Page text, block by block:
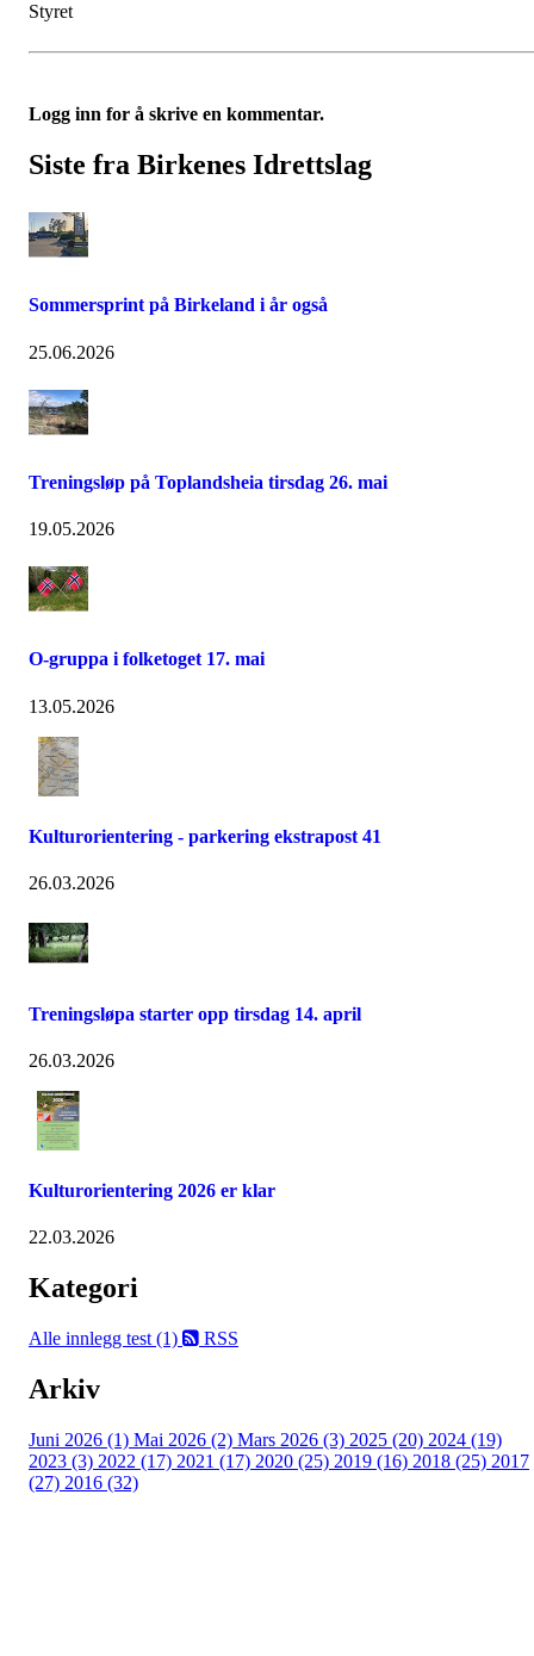
Styret
Logg inn for å skrive en kommentar.
Siste fra Birkenes Idrettslag
Sommersprint på Birkeland i år også
25.06.2026
Treningsløp på Toplandsheia tirsdag 26. mai
19.05.2026
O-gruppa i folketoget 17. mai
13.05.2026
Kulturorientering - parkering ekstrapost 41
26.03.2026
Treningsløpa starter opp tirsdag 14. april
26.03.2026
Kulturorientering 2026 er klar
22.03.2026
Kategori
Alle innlegg test (1) RSS
Arkiv
Juni 2026 (1) Mai 2026 (2) Mars 2026 (3) 2025 (20) 2024 (19)
2023 (3) 2022 (17) 2021 (17) 2020 (25) 2019 (16) 2018 (25) 2017
(27) 2016 (32)